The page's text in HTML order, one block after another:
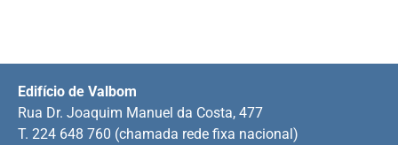
Edifício de Valbom
Rua Dr. Joaquim Manuel da Costa, 477
T. 224 648 760 (chamada rede fixa nacional)